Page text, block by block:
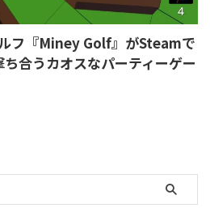
フ『Miney Golf』がSteamで
合うカオスなパーティーゲー